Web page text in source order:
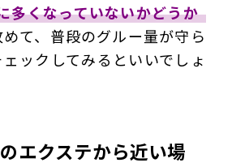
多くなっていないかどうか
て、普段のグルー量が守ら
ックしてみるといいでしょ
エクステから近い場